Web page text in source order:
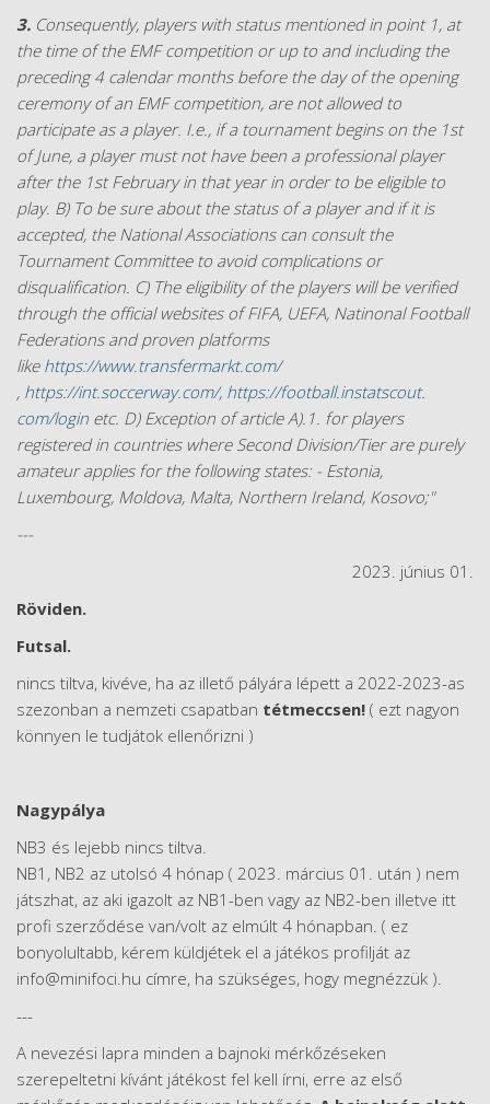
3. Consequently, players with status mentioned in point 1, at
the time of the EMF competition or up to and including the
preceding 4 calendar months before the day of the opening
ceremony of an EMF competition, are not allowed to
participate as a player. I.e., if a tournament begins on the 1st
of June, a player must not have been a professional player
after the 1st February in that year in order to be eligible to
play. B) To be sure about the status of a player and if it is
accepted, the National Associations can consult the
Tournament Committee to avoid complications or
disqualification. C) The eligibility of the players will be verified
through the official websites of FIFA, UEFA, Natinonal Football
Federations and proven platforms
like https://www.transfermarkt.com/
, https://int.soccerway.com/, https://football.instatscout.
com/login etc. D) Exception of article A).1. for players
registered in countries where Second Division/Tier are purely
amateur applies for the following states: - Estonia,
Luxembourg, Moldova, Malta, Northern Ireland, Kosovo;"
---
2023. június 01.
Röviden.
Futsal.
nincs tiltva, kivéve, ha az illető pályára lépett a 2022-2023-as
szezonban a nemzeti csapatban tétmeccsen! ( ezt nagyon
könnyen le tudjátok ellenőrizni )
Nagypálya
NB3 és lejebb nincs tiltva.
NB1, NB2 az utolsó 4 hónap ( 2023. március 01. után ) nem
játszhat, az aki igazolt az NB1-ben vagy az NB2-ben illetve itt
profi szerződése van/volt az elmúlt 4 hónapban. ( ez
bonyolultabb, kérem küldjétek el a játékos profilját az
info@minifoci.hu címre, ha szükséges, hogy megnézzük ).
---
A nevezési lapra minden a bajnoki mérkőzéseken
szerepeltetni kívánt játékost fel kell írni, erre az első